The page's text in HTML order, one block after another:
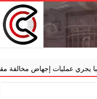
مخالفة مقابل مبالغ مالية